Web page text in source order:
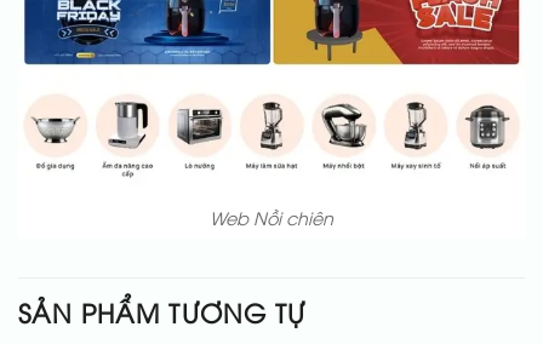
Web Nồi chiên
SẢN PHẨM TƯƠNG TỰ